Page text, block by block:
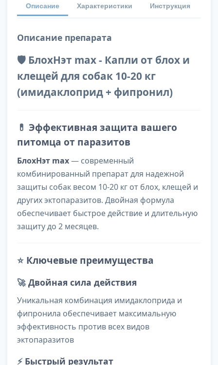
Описание Характеристики Инструкция
Описание препарата
🛡️ БлохНэт max - Капли от блох и
клещей для собак 10-20 кг
(имидаклоприд + фипронил)
💊 Эффективная защита вашего
питомца от паразитов
БлохНэт max— современный
комбинированный препарат для надежной
защиты собак весом 10-20 кг от блох, клещей и
других эктопаразитов. Двойная формула
обеспечивает быстрое действие и длительную
защиту до 2 месяцев.
⭐ Ключевые преимущества
🚀Двойная сила действия
Уникальная комбинация имидаклоприда и
фипронила обеспечивает максимальную
эффективность против всех видов
эктопаразитов
⚡ Быстрый результат